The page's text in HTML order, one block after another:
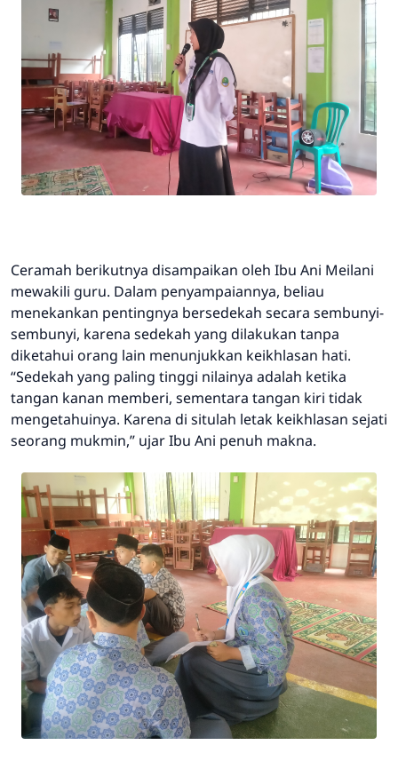
Ceramah berikutnya disampaikan oleh Ibu Ani Meilani
mewakili guru. Dalam penyampaiannya, beliau
menekankan pentingnya bersedekah secara sembunyi-
sembunyi, karena sedekah yang dilakukan tanpa
diketahui orang lain menunjukkan keikhlasan hati.
“Sedekah yang paling tinggi nilainya adalah ketika
tangan kanan memberi, sementara tangan kiri tidak
mengetahuinya. Karena di situlah letak keikhlasan sejati
seorang mukmin,” ujar Ibu Ani penuh makna.